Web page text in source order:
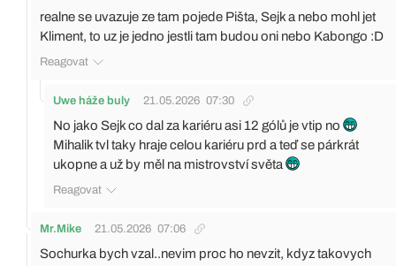
realne se uvazuje ze tam pojede Pišta, Sejk a nebo mohl jet
Kliment, to uz je jedno jestli tam budou oni nebo Kabongo :D
Reagovat
Uwe háže buly 21.05.2026 07:30
No jako Sejk co dal za kariéru asi 12 gólů je vtip no
Mihalik tvl taky hraje celou kariéru prd a teď se párkrát
ukopne a už by měl na mistrovství světa
Reagovat
Mr.Mike 21.05.2026 07:06
Sochurka bych vzal..nevim proc ho nevzit, kdyz takovych